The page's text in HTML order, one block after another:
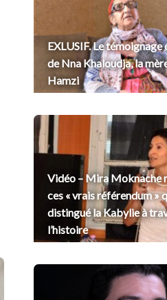
EXLUSIF. Le témoignage
de Nna Khaloudja, la
Hamzi
Vidéo – Mira Moknache
ces « vrais référendum »
distingué la Kabylie à
l’histoire